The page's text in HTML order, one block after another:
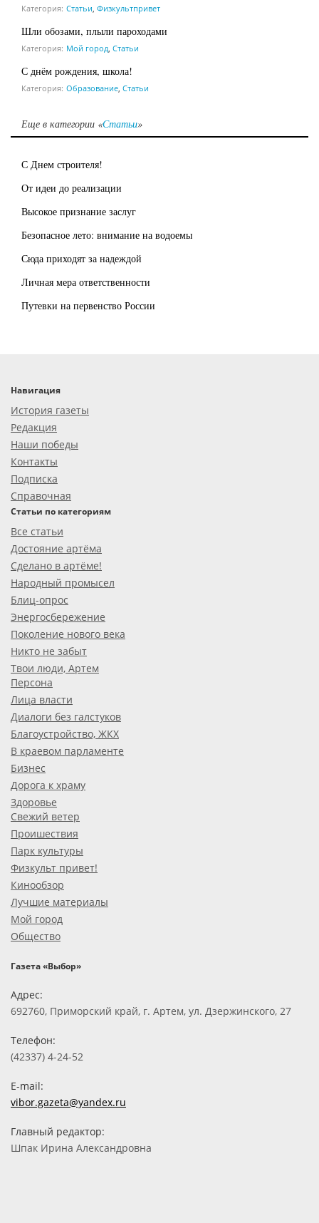
Категория: Статьи, Физкультпривет
Шли обозами, плыли пароходами
Категория: Мой город, Статьи
С днём рождения, школа!
Категория: Образование, Статьи
Еще в категории «Статьи»
С Днем строителя!
От идеи до реализации
Высокое признание заслуг
Безопасное лето: внимание на водоемы
Сюда приходят за надеждой
Личная мера ответственности
Путевки на первенство России
Навигация
История газеты
Редакция
Наши победы
Контакты
Подписка
Справочная
Статьи по категориям
Все статьи
Достояние артёма
Сделано в артёме!
Народный промысел
Блиц-опрос
Энергосбережение
Поколение нового века
Никто не забыт
Твои люди, Артем
Персона
Лица власти
Диалоги без галстуков
Благоустройство, ЖКХ
В краевом парламенте
Бизнес
Дорога к храму
Здоровье
Свежий ветер
Проишествия
Парк культуры
Физкульт привет!
Кинообзор
Лучшие материалы
Мой город
Общество
Газета «Выбор»
Адрес:
692760, Приморский край, г. Артем, ул. Дзержинского, 27
Телефон:
(42337) 4-24-52
E-mail:
vibor.gazeta@yandex.ru
Главный редактор:
Шпак Ирина Александровна